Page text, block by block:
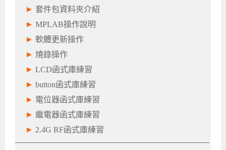
► 套件包資料夾介紹
► MPLAB操作說明
► 軟體更新操作
► 燒錄操作
► LCD函式庫練習
► button函式庫練習
► 電位器函式庫練習
► 繼電器函式庫練習
► 2.4G RF函式庫練習